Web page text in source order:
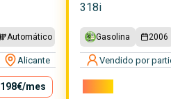
Automático
Alicante
198€/mes
318i
Gasolina 2006
Vendido por